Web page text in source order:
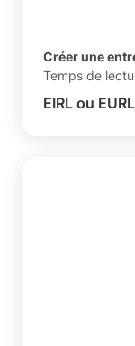
Créer une
Temps de
EIRL ou